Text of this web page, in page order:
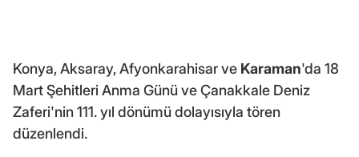
Konya, Aksaray, Afyonkarahisar ve Karaman'da 18
Mart Şehitleri Anma Günü ve Çanakkale Deniz
Zaferi'nin 111. yıl dönümü dolayısıyla tören
düzenlendi.